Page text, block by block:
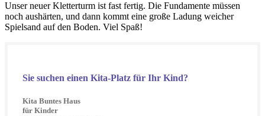
Unser neuer Kletterturm ist fast fertig. Die Fundamente müssen
noch aushärten, und dann kommt eine große Ladung weicher
Spielsand auf den Boden. Viel Spaß!
Sie suchen einen Kita-Platz für Ihr Kind?
Kita Buntes Haus
für Kinder